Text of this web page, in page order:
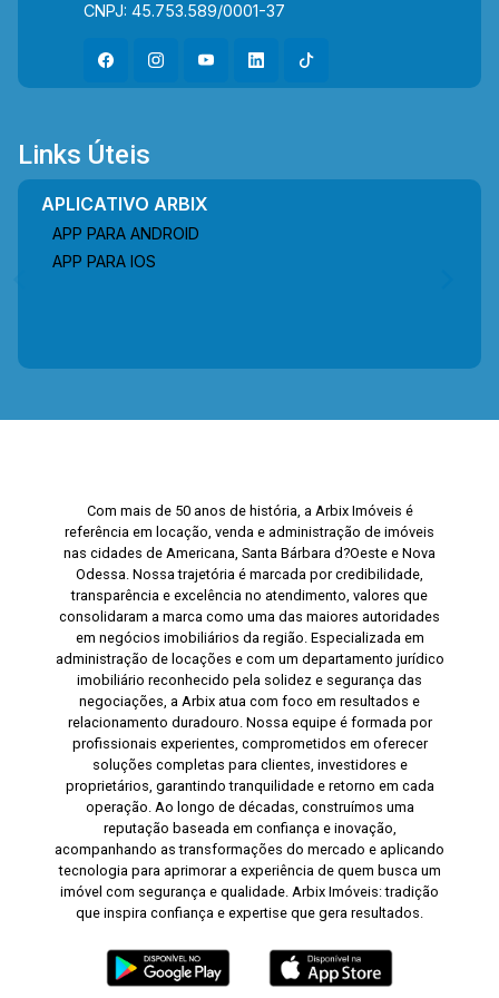
CNPJ: 45.753.589/0001-37
Links Úteis
APLICATIVO ARBIX
APP PARA ANDROID
APP PARA IOS
Com mais de 50 anos de história, a Arbix Imóveis é
referência em locação, venda e administração de imóveis
nas cidades de Americana, Santa Bárbara d?Oeste e Nova
Odessa. Nossa trajetória é marcada por credibilidade,
transparência e excelência no atendimento, valores que
consolidaram a marca como uma das maiores autoridades
em negócios imobiliários da região. Especializada em
administração de locações e com um departamento jurídico
imobiliário reconhecido pela solidez e segurança das
negociações, a Arbix atua com foco em resultados e
relacionamento duradouro. Nossa equipe é formada por
profissionais experientes, comprometidos em oferecer
soluções completas para clientes, investidores e
proprietários, garantindo tranquilidade e retorno em cada
operação. Ao longo de décadas, construímos uma
reputação baseada em confiança e inovação,
acompanhando as transformações do mercado e aplicando
tecnologia para aprimorar a experiência de quem busca um
imóvel com segurança e qualidade. Arbix Imóveis: tradição
que inspira confiança e expertise que gera resultados.